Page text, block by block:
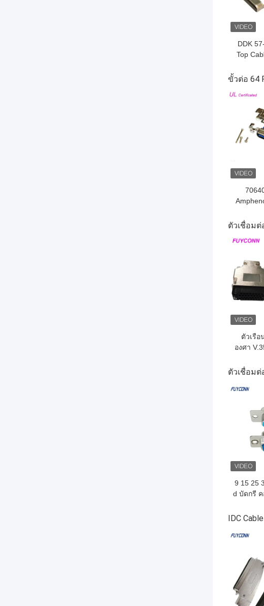
DDK
Top
ขั้วต่อ 64
ราคาถูกที่สุ
ตัวเชื่อมต่
ตัวเรื
องศา
ราคาถูกที่สุ
ตัวเชื่อมต่
9 15 25
d บัดกรี ค
ราคาถูกที่สุ
IDC
ราคาถูกที่สุ